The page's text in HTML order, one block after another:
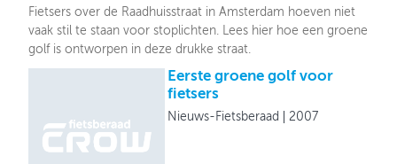
Fietsers over de Raadhuisstraat in Amsterdam hoeven niet
vaak stil te staan voor stoplichten. Lees hier hoe een groene
golf is ontworpen in deze drukke straat.
Eerste groene golf voor
fietsers
Nieuws-Fietsberaad 2007